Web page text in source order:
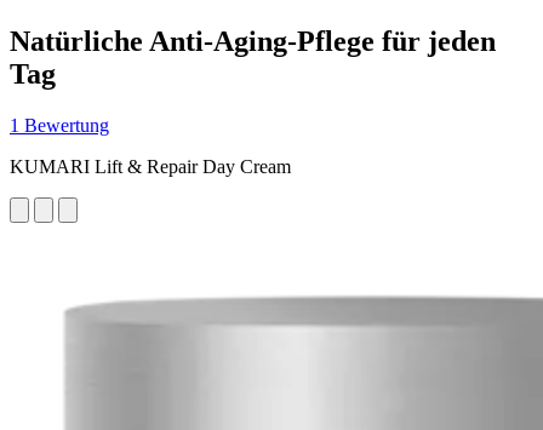
Natürliche Anti-Aging-Pflege für jeden
Tag
1 Bewertung
KUMARI Lift & Repair Day Cream